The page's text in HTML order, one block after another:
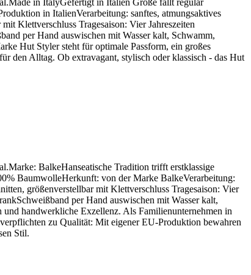
in ItalienVerarbeitung: sanftes, atmungsaktives
Klettverschluss Tragesaison: Vier Jahreszeiten
per Hand auswischen mit Wasser kalt, Schwamm,
Hut Styler steht für optimale Passform, ein großes
den Alltag. Ob extravagant, stylisch oder klassisch - das Hut
BalkeHanseatische Tradition trifft erstklassige
BaumwolleHerkunft: von der Marke BalkeVerarbeitung:
größenverstellbar mit Klettverschluss Tragesaison: Vier
per Hand auswischen mit Wasser kalt,
handwerkliche Exzellenz. Als Familienunternehmen in
zu Qualität: Mit eigener EU-Produktion bewahren
Stil.